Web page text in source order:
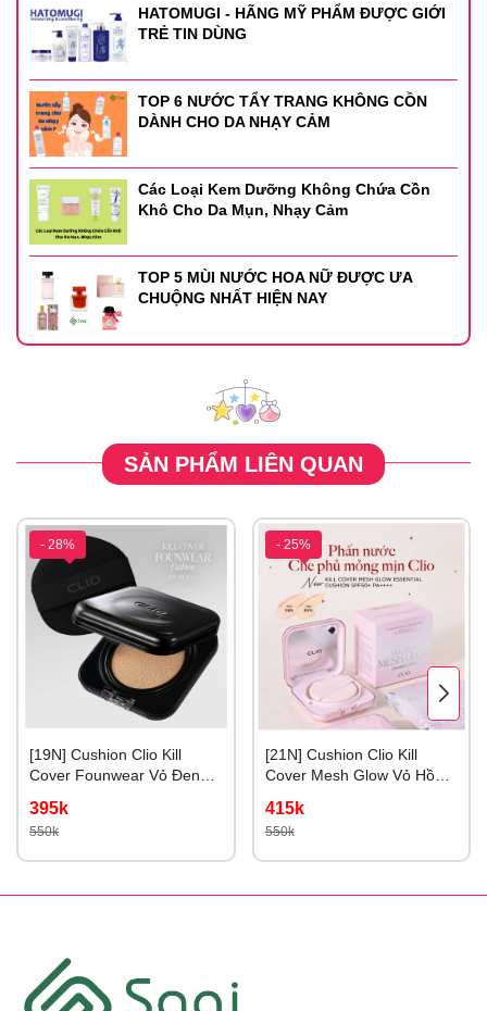
HATOMUGI - HÃNG MỸ PHẨM ĐƯỢC GIỚI
TRẺ TIN DÙNG
TOP 6 NƯỚC TẨY TRANG KHÔNG CỒN
DÀNH CHO DA NHẠY CẢM
Các Loại Kem Dưỡng Không Chứa Cồn
Khô Cho Da Mụn, Nhạy Cảm
TOP 5 MÙI NƯỚC HOA NỮ ĐƯỢC ƯA
CHUỘNG NHẤT HIỆN NAY
SẢN PHẨM LIÊN QUAN
- 28%
[19N] Cushion Clio Kill
Cover Founwear Vỏ Đen
porcelain
395k
550k
- 25%
[21N] Cushion Clio Kill
Cover Mesh Glow Vỏ Hồng
415k
550k